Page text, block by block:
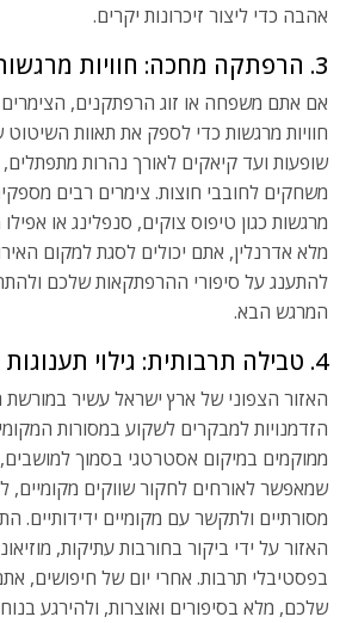
אהבה כדי ליצור זיכרונות יקרים.
3. הרפתקה מחכה: חוויות מרגשות לכולם
אם אתם משפחה או זוג הרפתקנים, הצימרים
חוויות מרגשות כדי לספק את תאוות
שופעות ועד קיאקים לאורך נהרות
משחקים לחובבי חוצות. צימרים רבים
מרגשות כגון טיפוס צוקים, סנפלינג או
מלא אדרנלין, אתם יכולים לסגת למקום
להתענג על סיפורי ההרפתקאות שלכם
המרגש הבא.
4. טבילה תרבותית: גילוי תענוגות מקומיים
האזור הצפוני של ארץ ישראל עשיר במורשת
הזדמנויות למבקרים לשקוע במסורות
ממוקמים במיקום אסטרטגי בסמוך
שמאפשר לאורחים לחקור שווקים מקומיים,
מסורתיים ולתקשר עם מקומיים ידידותיים.
האזור על ידי ביקור בחורבות עתיקות,
בפסטיבלי תרבות. אחרי יום של חיפושים,
שלכם, מלא בסיפורים ואוצרות, ולהירגע